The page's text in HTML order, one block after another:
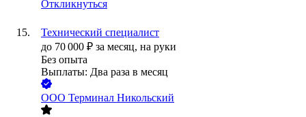
Откликнуться
Технический специалист
до 70 000 ₽ за месяц, на руки
Без опыта
Выплаты: Два раза в месяц
ООО Терминал Никольский